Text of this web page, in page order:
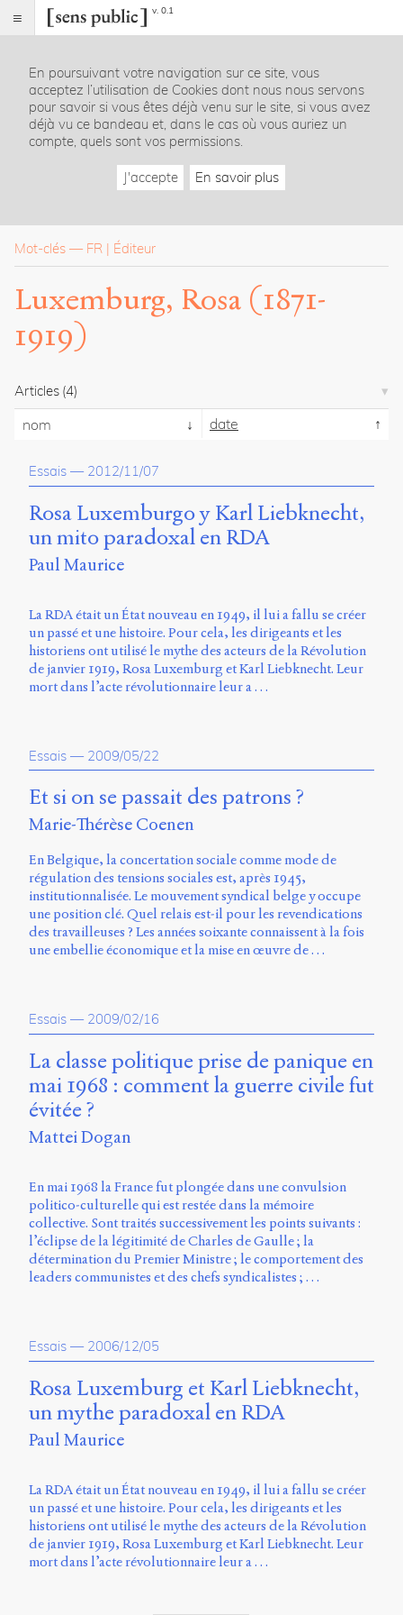
v. 0.1
Index
Rubriques
Essais
La
revue
Accueil
Présentation
Contact
À
Archipel
En
Mastodon
Université
de
Sherbrooke
Campus
de
B1-
12723
Pl.
Charles-
Moyne
Longueuil
(QC)
J4K
0B7
Canada
3272
public
v.
0.1
(2020/03)
Jannon
de
Storm
Type
Foundry
et
Adams.
Ce
site
été
Julie
Blanc,
Maxime
Bouton,
Jérémy
En poursuivant votre navigation sur ce site, vous
acceptez l’utilisation de Cookies dont nous nous servons
pour savoir si vous êtes déjà venu sur le site, si vous avez
déjà vu ce bandeau et, dans le cas où vous auriez un
compte, quels sont vos permissions.
J'accepte En savoir plus
Mot-clés — FR Éditeur
Luxemburg, Rosa (1871-
1919)
Articles (4)
nom date
Essais — 2012/11/07
Rosa Luxemburgo y Karl Liebknecht,
un mito paradoxal en RDA
Paul Maurice
La RDA était un État nouveau en 1949, il lui a fallu se créer
un passé et une histoire. Pour cela, les dirigeants et les
historiens ont utilisé le mythe des acteurs de la Révolution
de janvier 1919, Rosa Luxemburg et Karl Liebknecht. Leur
mort dans l’acte révolutionnaire leur a …
Essais — 2009/05/22
Et si on se passait des patrons ?
Marie-Thérèse Coenen
En Belgique, la concertation sociale comme mode de
régulation des tensions sociales est, après 1945,
institutionnalisée. Le mouvement syndical belge y occupe
une position clé. Quel relais est-il pour les revendications
des travailleuses ? Les années soixante connaissent à la fois
une embellie économique et la mise en œuvre de …
Essais — 2009/02/16
La classe politique prise de panique en
mai 1968 : comment la guerre civile fut
évitée ?
Mattei Dogan
En mai 1968 la France fut plongée dans une convulsion
politico-culturelle qui est restée dans la mémoire
collective. Sont traités successivement les points suivants :
l’éclipse de la légitimité de Charles de Gaulle ; la
détermination du Premier Ministre ; le comportement des
leaders communistes et des chefs syndicalistes ; …
Essais — 2006/12/05
Rosa Luxemburg et Karl Liebknecht,
un mythe paradoxal en RDA
Paul Maurice
La RDA était un État nouveau en 1949, il lui a fallu se créer
un passé et une histoire. Pour cela, les dirigeants et les
historiens ont utilisé le mythe des acteurs de la Révolution
de janvier 1919, Rosa Luxemburg et Karl Liebknecht. Leur
mort dans l’acte révolutionnaire leur a …